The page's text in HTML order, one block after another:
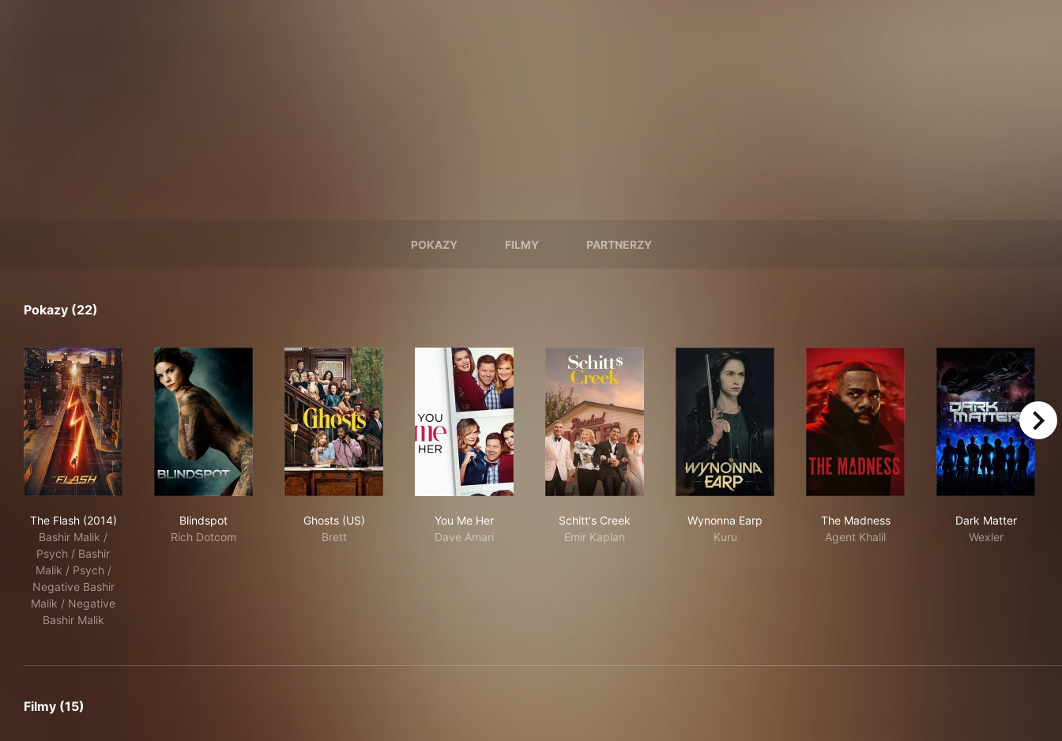
POKAZY FILMY PARTNERZY
Pokazy (22)
The Flash (2014)
Bashir Malik /
Psych / Bashir
Malik / Psych /
Negative Bashir
Malik / Negative
Bashir Malik
Blindspot
Rich Dotcom
Ghosts (US)
Brett
You Me Her
Dave Amari
Schitt's Creek
Emir Kaplan
Wynonna Earp
Kuru
The Madness
Agent Khalil
Dark Matter
Wexler
right
Filmy (15)